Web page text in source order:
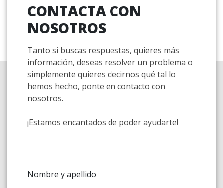
CONTACTA CON
NOSOTROS
Tanto si buscas respuestas, quieres más
información, deseas resolver un problema o
simplemente quieres decirnos qué tal lo
hemos hecho, ponte en contacto con
nosotros.
¡Estamos encantados de poder ayudarte!
Nombre y apellido